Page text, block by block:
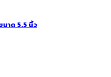
นาด 5.5 นิ้ว